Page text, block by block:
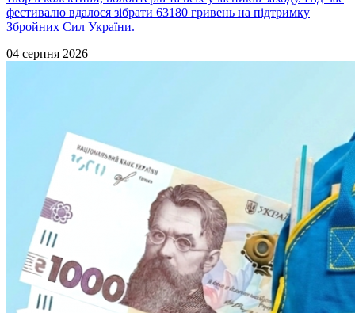
фестивалю вдалося зібрати 63180 гривень на підтримку
Збройних Сил України.
04 серпня 2026